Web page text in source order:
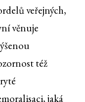
veřejných,
věnuje
též
jaká